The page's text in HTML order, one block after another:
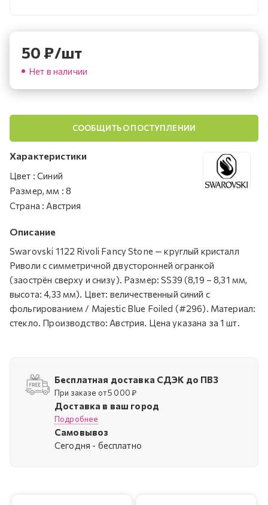
50₽/шт
Нет в наличии
СООБЩИТЬ О ПОСТУПЛЕНИИ
Характеристики
Цвет : Синий
Размер, мм : 8
Страна : Австрия
Описание
Swarovski 1122 Rivoli Fancy Stone — круглый кристалл
Риволи с симметричной двусторонней огранкой
(заострён сверху и снизу). Размер: SS39 (8,19 – 8,31 мм,
высота: 4,33 мм). Цвет: величественный синий с
фольгированием / Majestic Blue Foiled (#296). Материал:
стекло. Производство: Австрия. Цена указана за 1 шт.
Бесплатная доставка СДЭК до ПВЗ
При заказе от 5 000 ₽
Доставка в ваш город
Подробнее
Самовывоз
Cегодня - бесплатно